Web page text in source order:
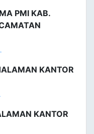
PMI KAB.
KANTOR
KANTOR